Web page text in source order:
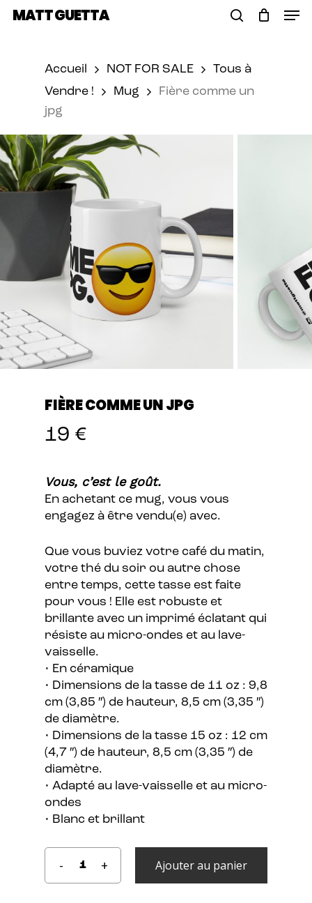
SkipMATT GUETTA
Accueil NOT FOR SALE
Tous à
Vendre !
Mug
Fière comme un
jpg
FIÈRE COMME UN JPG
19 €
Vous, c’est le goût.
En achetant ce mug, vous vous
engagez à être vendu(e) avec.
Que vous buviez votre café du matin,
votre thé du soir ou autre chose
entre temps, cette tasse est faite
pour vous ! Elle est robuste et
brillante avec un imprimé éclatant qui
résiste au micro-ondes et au lave-
vaisselle.
• En céramique
• Dimensions de la tasse de 11 oz : 9,8
cm (3,85 ″) de hauteur, 8,5 cm (3,35 ″)
de diamètre.
• Dimensions de la tasse 15 oz : 12 cm
(4,7 ″) de hauteur, 8,5 cm (3,35 ″) de
diamètre.
• Adapté au lave-vaisselle et au micro-
ondes
• Blanc et brillant
Ajouter au panier